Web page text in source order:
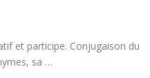
et participe. Conjugaison du
sa …